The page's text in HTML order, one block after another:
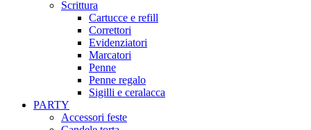
Scrittura
Cartucce e refill
Correttori
Evidenziatori
Marcatori
Penne
Penne regalo
Sigilli e ceralacca
PARTY
Accessori feste